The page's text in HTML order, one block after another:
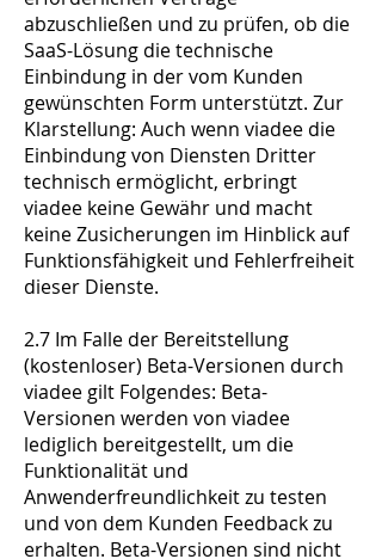
abzuschließen und zu prüfen, ob die
SaaS-Lösung die technische
Einbindung in der vom Kunden
gewünschten Form unterstützt. Zur
Klarstellung: Auch wenn viadee die
Einbindung von Diensten Dritter
technisch ermöglicht, erbringt
viadee keine Gewähr und macht
keine Zusicherungen im Hinblick auf
Funktionsfähigkeit und Fehlerfreiheit
dieser Dienste.
2.7 Im Falle der Bereitstellung
(kostenloser) Beta-Versionen durch
viadee gilt Folgendes: Beta-
Versionen werden von viadee
lediglich bereitgestellt, um die
Funktionalität und
Anwenderfreundlichkeit zu testen
und von dem Kunden Feedback zu
erhalten. Beta-Versionen sind nicht